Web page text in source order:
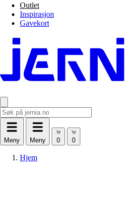
Outlet
Inspirasjon
Gavekort
Meny Meny
Hjem